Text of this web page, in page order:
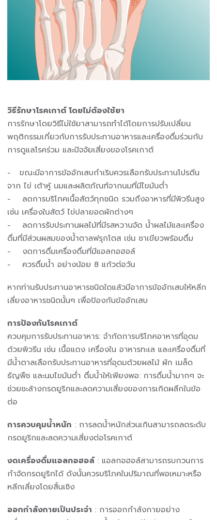
วิธีรักษาโรคเกาต์ โดยไม่ต้องใช้ยา
การรักษาโดยวิธีไม่ใช้ยาสามารถทำได้โดยการปรับเปลี่ยน
พฤติกรรมเกี่ยวกับการรับประทานอาหารและเครื่องดื่มร่วมกับ
การดูแลโรคร่วม และปัจจัยเสี่ยงของโรคเกาต์
- ขณะมีอาการข้ออักเสบกำเริบควรเลือกรับประทานโปรตีน
จาก ไข่ เต้าหู้ นมและผลิตภัณฑ์จากนมที่มีไขมันต่ำ
- ลดการบริโภคเนื้อสัตว์ทุกชนิด รวมถึงอาหารที่มีพิวรีนสูง
เช่น เครื่องในสัตว์ ไข่ปลายอดผักต่างๆ
- ลดการรับประทานผลไม้ที่มีรสหวานจัด น้ำผลไม้และเครื่อง
ดื่มที่มีส่วนผสมของน้ำตาลฟรุกโตส เช่น ชาเขียวพร้อมดื่ม
- งดการดื่มเครื่องดื่มที่มีแอลกอฮอล์
- ควรดื่มน้ำ อย่างน้อย 8 แก้วต่อวัน
หากท่านรับประทานอาหารชนิดใดแล้วมีอาการข้ออักเสบให้หลีก
เลี่ยงอาหารชนิดนั้นๆ เพื่อป้องกันข้ออักเสบ
การป้องกันโรคเกาต์
ควบคุมการรับประทานอาหาร: จำกัดการบริโภคอาหารที่อุดม
ด้วยพิวรีน เช่น เนื้อแดง เครื่องใน อาหารทะเล และเครื่องดื่มที่
มีน้ำตาลเลือกรับประทานอาหารที่อุดมด้วยผลไม้ ผัก เมล็ด
ธัญพืช และนมไขมันต่ำ ดื่มน้ำให้เพียงพอ: การดื่มน้ำมากๆ จะ
ช่วยชะล้างกรดยูริกและลดความเสี่ยงของการเกิดผลึกในข้อ
ต่อ
การควบคุมน้ำหนัก : การลดน้ำหนักส่วนเกินสามารถลดระดับ
กรดยูริกและลดความเสี่ยงต่อโรคเกาต์
งดเครื่องดื่มแอลกอฮอล์: แอลกอฮอล์สามารถรบกวนการ
กำจัดกรดยูริกได้ ดังนั้นควรบริโภคในปริมาณที่พอเหมาะหรือ
หลีกเลี่ยงโดยสิ้นเชิง
ออกกำลังกายเป็นประจำ : การออกกำลังกายอย่าง